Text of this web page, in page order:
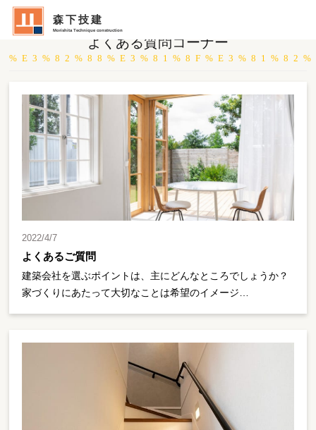
森下技建
Morishita Technique construction
よくある質問コーナー
2022/4/7
よくあるご質問
建築会社を選ぶポイントは、主にどんなところでしょうか？
家づくりにあたって大切なことは希望のイメージ…